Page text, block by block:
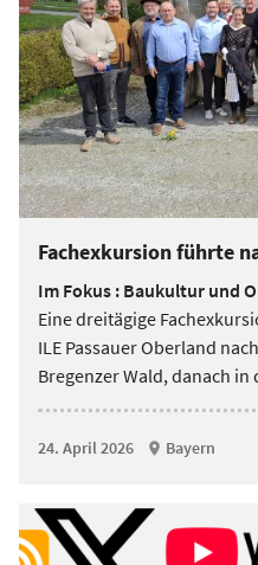
Fachexkursion führte
Im Fokus : Baukultur und
Eine dreitägige
ILE Passauer Oberland
Bregenzer Wald, danach in
24. April 2026 Bayern